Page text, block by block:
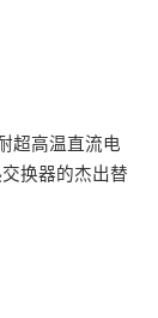
超高温直流电
换器的杰出替